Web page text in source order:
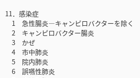
11．感染症
1 急性腸炎―キャンピロバクターを除く
2 キャンピロバクター腸炎
3 かぜ
4 市中肺炎
5 院内肺炎
6 誤嚥性肺炎